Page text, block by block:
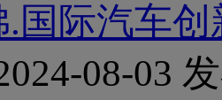
.国际汽车
08-03